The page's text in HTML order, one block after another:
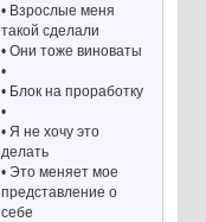
• Взрослые меня
такой сделали
• Они тоже виноваты
•
• Блок на проработку
•
• Я не хочу это
делать
• Это меняет мое
представление о
себе